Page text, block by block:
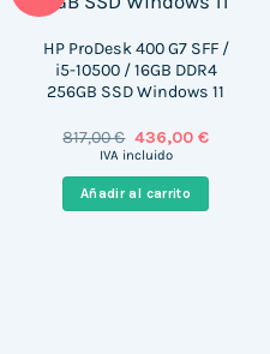
HP ProDesk 400 G7 SFF /
i5-10500 / 16GB DDR4
256GB SSD Windows 11
817,00€ El
precio
era:
817,00 €.
436,00 €El
es:
436,00
IVA incluido
Añadir al carrito